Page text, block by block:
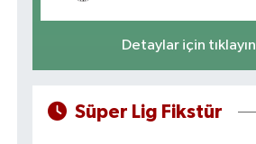
Detaylar için tıklayın
Süper Lig Fikstür